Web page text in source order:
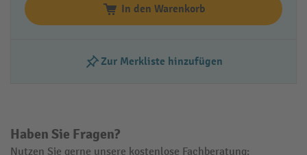
In den Warenkorb
Zur Merkliste hinzufügen
Haben Sie Fragen?
Nutzen Sie gerne unsere kostenlose Fachberatung: